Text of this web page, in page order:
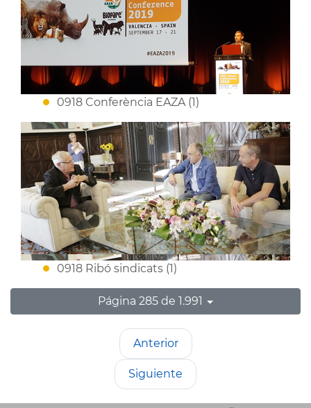
0918 Conferència EAZA (1)
0918 Ribó sindicats (1)
Página 285 de 1.991
Anterior
Siguiente